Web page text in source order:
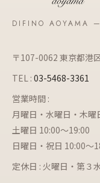
DIFINO AOYAMA
〒107-0062 東京都港
TEL : 03-5468-3361
営業時間 :
月曜日・水曜日・木
土曜日 10:00～19:00
日曜日・祝日 10:00～
定休日 : 火曜日・第３